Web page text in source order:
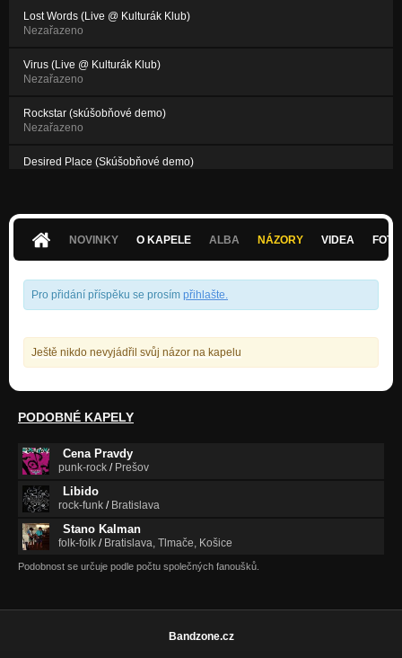
Lost Words (Live @ Kulturák Klub)
Nezařazeno
Virus (Live @ Kulturák Klub)
Nezařazeno
Rockstar (skúšobňové demo)
Nezařazeno
Desired Place (Skúšobňové demo)
NOVINKY
O KAPELE ALBA NÁZORY VIDEA
Pro přidání příspěku se prosím přihlašte
Ještě nikdo nevyjádřil svůj názor na kapelu
PODOBNÉ KAPELY
Cena Pravdy
punk-rock / Prešov
Libido
rock-funk / Bratislava
Stano Kalman
folk-folk / Bratislava, Tlmače, Košice
Podobnost se určuje podle počtu společných fanoušků.
Bandzone.cz